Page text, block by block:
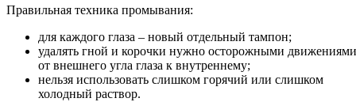
Правильная техника промывания:
для каждого глаза – новый отдельный тампон;
удалять гной и корочки нужно осторожными движениями
от внешнего угла глаза к внутреннему;
нельзя использовать слишком горячий или слишком
холодный раствор.